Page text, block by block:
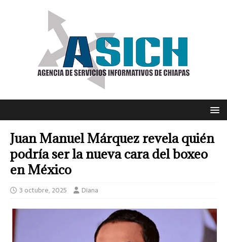
Juan Manuel Márquez revela quién
podría ser la nueva cara del boxeo
en México
3 octubre, 2025 Diana